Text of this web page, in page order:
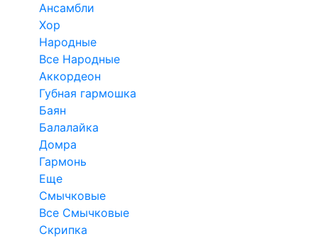
Ансамбли
Хор
Народные
Все Народные
Аккордеон
Губная гармошка
Баян
Балалайка
Домра
Гармонь
Еще
Смычковые
Все Смычковые
Скрипка